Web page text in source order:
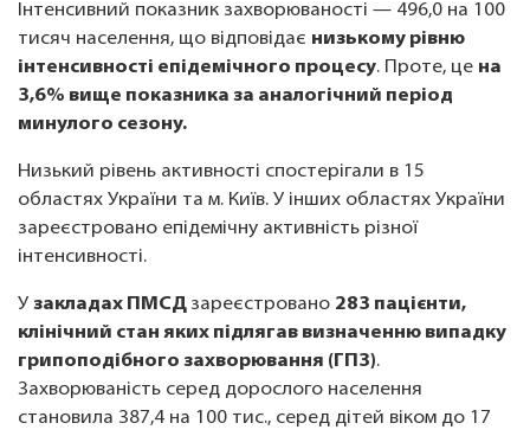
Інтенсивний показник захворюваності — 496,0 на 100
тисяч населення, що відповідає низькому рівню
інтенсивності епідемічного процесу. Проте, це на
3,6% вище показника за аналогічний період
минулого сезону.
Низький рівень активності спостерігали в 15
областях України та м. Київ. У інших областях України
зареєстровано епідемічну активність різної
інтенсивності.
У закладах ПМСД зареєстровано 283 пацієнти,
клінічний стан яких підлягав визначенню випадку
грипоподібного захворювання (ГПЗ).
Захворюваність серед дорослого населення
становила 387,4 на 100 тис., серед дітей віком до 17